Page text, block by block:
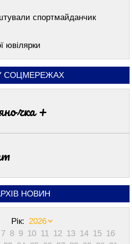
спортмайданчик
ювілярки
СОЦМЕРЕЖАХ
+
НОВИН
Рік:
7 8 9 10 11 12 13 14 15 16